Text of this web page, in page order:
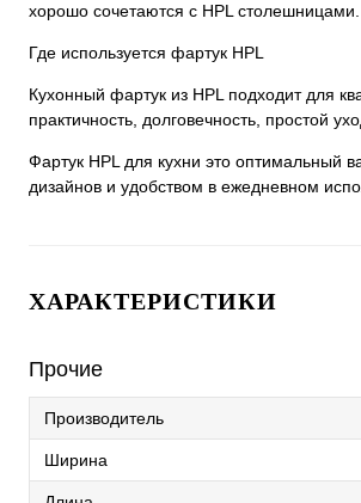
хорошо сочетаются с HPL столешницами.
Где используется фартук HPL
Кухонный фартук из HPL подходит для
практичность, долговечность, простой
Фартук HPL для кухни это оптимальный
дизайнов и удобством в ежедневном
ХАРАКТЕРИСТИКИ
Прочие
Производитель
Ширина